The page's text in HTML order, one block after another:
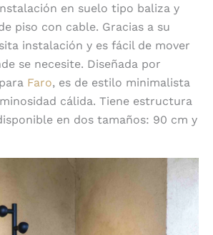
en suelo tipo baliza y
piso con cable. Gracias a su
instalación y es fácil de mover
se necesite. Diseñada por
Faro, es de estilo minimalista
cálida. Tiene estructura
en dos tamaños: 90 cm y